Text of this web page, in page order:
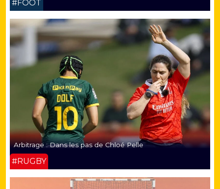
#FOOT
Arbitrage : Dans les pas de Chloé Pelle
#RUGBY